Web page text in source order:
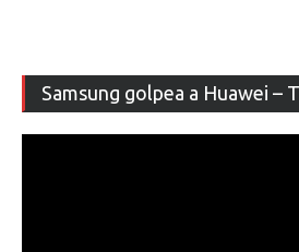
Samsung golpea a Huawei –